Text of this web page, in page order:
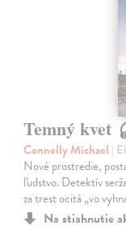
Temný kvet
Connelly Michael |
Nové prostredie,
ľudstvo. Detektív
za trest ocitá „vo
Na stiahnutie